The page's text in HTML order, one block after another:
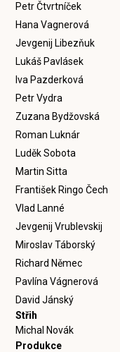
Petr Čtvrtníček
Hana Vagnerová
Jevgenij Libezňuk
Lukáš Pavlásek
Iva Pazderková
Petr Vydra
Zuzana Bydžovská
Roman Luknár
Luděk Sobota
Martin Sitta
František Ringo Čech
Vlad Lanné
Jevgenij Vrublevskij
Miroslav Táborský
Richard Němec
Pavlína Vágnerová
David Jánský
Střih
Michal Novák
Produkce